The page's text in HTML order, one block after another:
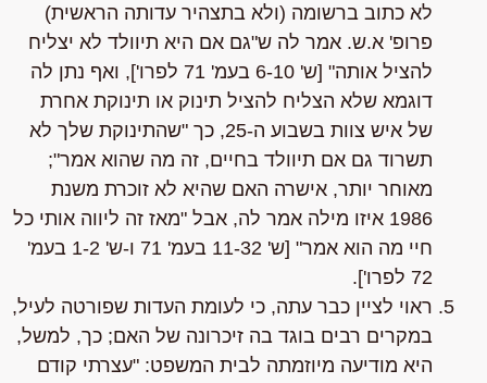
לא כתוב ברשומה (ולא בתצהיר עדותה הראשית)
פרופ' א.ש. אמר לה ש"גם אם היא תיוולד לא יצליח
להציל אותה"
[ש' 6-10 בעמ' 71 לפרו'], ואף נתן לה
דוגמא שלא הצליח להציל תינוק או תינוקת אחרת
של איש צוות בשבוע ה-25, כך
"שהתינוקת שלך לא
תשרוד גם אם תיוולד בחיים, זה מה שהוא אמר";
מאוחר יותר, אישרה האם שהיא לא זוכרת משנת
1986 איזו מילה אמר לה, אבל
"מאז זה ליווה אותי כל
חיי מה הוא אמר"
[ש' 11-32 בעמ' 71 ו-ש' 1-2 בעמ'
72 לפרו'].
ראוי לציין כבר עתה, כי לעומת העדות שפורטה לעיל,
במקרים רבים בוגד בה זיכרונה של האם; כך, למשל,
היא מודיעה מיוזמתה לבית המשפט: "עצרתי קודם